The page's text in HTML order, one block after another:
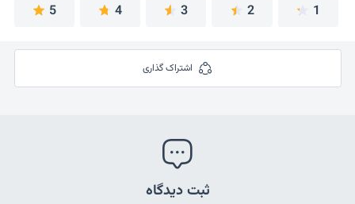
1
2
3
4
5
اشتراک گذاری
ثبت دیدگاه